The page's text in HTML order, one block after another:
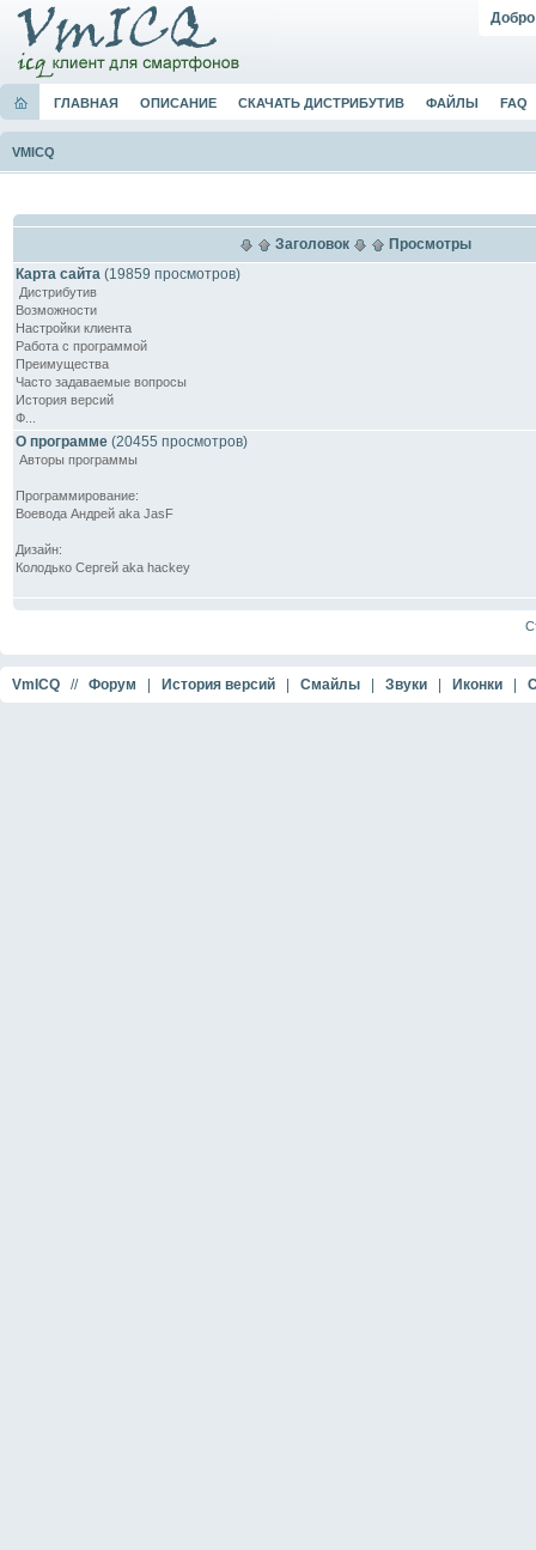
ГЛАВНАЯ ОПИСАНИЕ СКАЧАТЬ ДИСТРИБУТИВ ФАЙЛЫ FAQ
VMICQ
Заголовок
Просмотры
Карта сайта (19859 просмотров)
Дистрибутив
Возможности
Настройки клиента
Работа с программой
Преимущества
Часто задаваемые вопросы
История версий
Ф...
О программе (20455 просмотров)
Авторы программы
Программирование:
Воевода Андрей aka JasF
Дизайн:
Колодько Сергей aka hackey
VmICQ // Форум История версий Смайлы Звуки Иконки